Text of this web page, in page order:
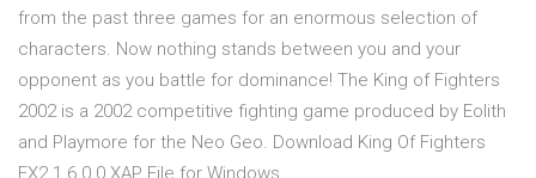
from the past three games for an enormous selection of
characters. Now nothing stands between you and your
opponent as you battle for dominance! The King of Fighters
2002 is a 2002 competitive fighting game produced by Eolith
and Playmore for the Neo Geo. Download King Of Fighters